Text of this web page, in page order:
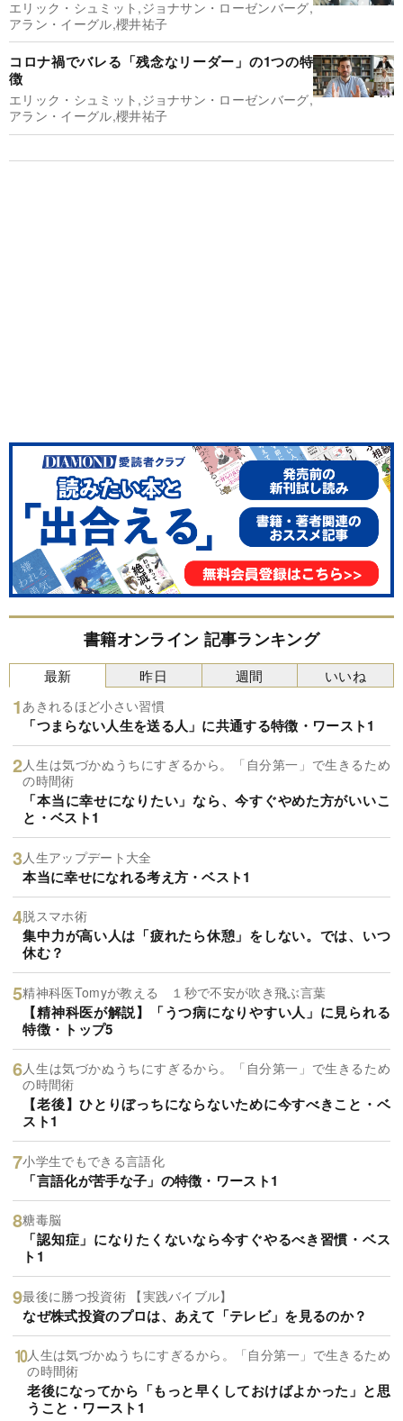
エリック・シュミット,ジョナサン・ローゼンバーグ,
アラン・イーグル,櫻井祐子
コロナ禍でバレる「残念なリーダー」の1つの特
徴
エリック・シュミット,ジョナサン・ローゼンバーグ,
アラン・イーグル,櫻井祐子
書籍オンライン 記事ランキング
最新
あきれるほど小さい習慣
「つまらない人生を送る人」に共通する特徴・ワースト1
人生は気づかぬうちにすぎるから。「自分第一」で生きるため
の時間術
「本当に幸せになりたい」なら、今すぐやめた方がいいこ
と・ベスト1
人生アップデート大全
本当に幸せになれる考え方・ベスト1
脱スマホ術
集中力が高い人は「疲れたら休憩」をしない。では、いつ
休む？
精神科医Tomyが教える １秒で不安が吹き飛ぶ言葉
【精神科医が解説】「うつ病になりやすい人」に見られる
特徴・トップ5
人生は気づかぬうちにすぎるから。「自分第一」で生きるため
の時間術
【老後】ひとりぼっちにならないために今すべきこと・ベ
スト1
小学生でもできる言語化
「言語化が苦手な子」の特徴・ワースト1
糖毒脳
「認知症」になりたくないなら今すぐやるべき習慣・ベス
ト1
最後に勝つ投資術 【実践バイブル】
なぜ株式投資のプロは、あえて「テレビ」を見るのか？
人生は気づかぬうちにすぎるから。「自分第一」で生きるため
の時間術
老後になってから「もっと早くしておけばよかった」と思
うこと・ワースト1
昨日 週間 いいね